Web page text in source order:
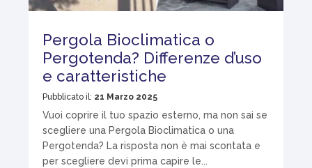
Pergola Bioclimatica o
Pergotenda? Differenze d’uso
e caratteristiche
Pubblicato il: 21 Marzo 2025
Vuoi coprire il tuo spazio esterno, ma non sai se
scegliere una Pergola Bioclimatica o una
Pergotenda? La risposta non è mai scontata e
per scegliere devi prima capire le...